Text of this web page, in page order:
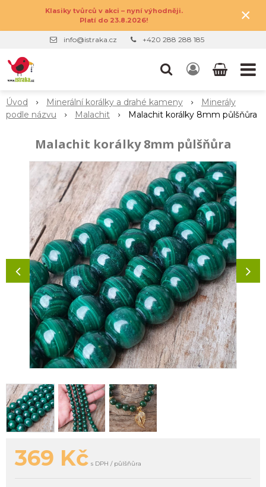
Klasiky tvůrců v akci – nyní výhodněji.
Platí do 23.8.2026!
×
info@istraka.cz +420 288 288 185
Úvod Minerální korálky a drahé kameny
Minerály
podle názvu
Malachit Malachit korálky 8mm půlšňůra
Malachit korálky 8mm půlšňůra
369 Kč s DPH / půlšňůra